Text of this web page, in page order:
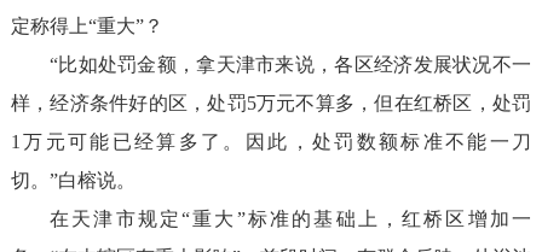
定称得上“重大”？
“比如处罚金额，拿天津市来说，各区经济发展状况不一
样，经济条件好的区，处罚5万元不算多，但在红桥区，处罚
1 万元可能已经算多了。因此，处罚数额标准不能一刀
切。”白榕说。
在天津市规定“重大”标准的基础上，红桥区增加一